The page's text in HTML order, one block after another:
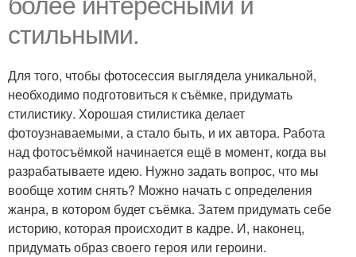
стильными.
Для того, чтобы фотосессия выглядела уникальной,
необходимо подготовиться к съёмке, придумать
стилистику. Хорошая стилистика делает
фотоузнаваемыми, а стало быть, и их автора. Работа
над фотосъёмкой начинается ещё в момент, когда вы
разрабатываете идею. Нужно задать вопрос, что мы
вообще хотим снять? Можно начать с определения
жанра, в котором будет съёмка. Затем придумать себе
историю, которая происходит в кадре. И, наконец,
придумать образ своего героя или героини.